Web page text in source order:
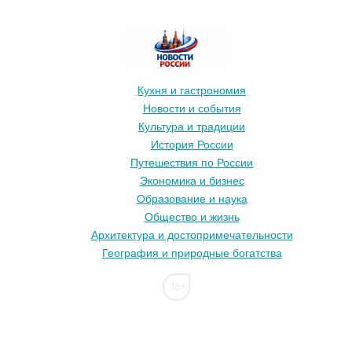
Кухня и гастрономия
Новости и события
Культура и традиции
История России
Путешествия по России
Экономика и бизнес
Образование и наука
Общество и жизнь
Архитектура и достопримечательности
География и природные богатства